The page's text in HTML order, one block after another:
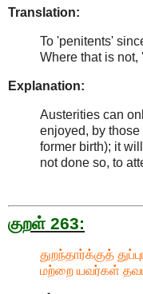
Translation:
To 'penitents'
Where that is not,
Explanation:
Austerities can
enjoyed, by
former birth); it
not done so, to
குறள் 263:
துறந்தார்க்குத்
மற்றை யவர்கள்